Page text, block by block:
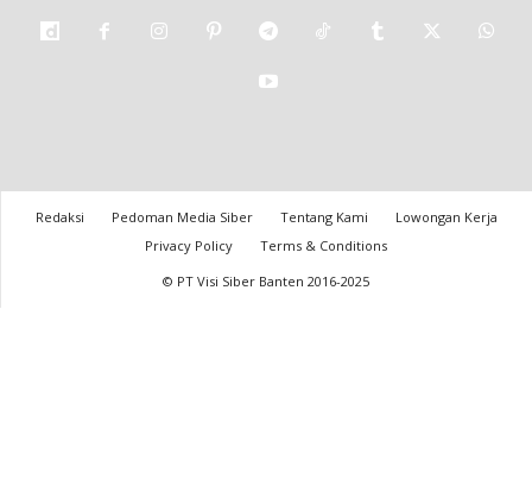
Redaksi Pedoman Media Siber Tentang Kami
Lowongan Kerja
Privacy Policy
Terms & Conditions
© PT Visi Siber Banten 2016-2025